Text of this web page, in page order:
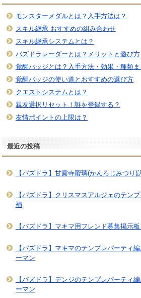
モンスターメダルとは？入手方法は？
スキル継承 おすすめの組み合わせ
スキル継承システムとは？
パズドラレーダーとは？メリットと遊び方
覚醒バッジとは？入手方法・効果・種類ま
覚醒バッジの使い道とおすすめの選び方
クエストシステムとは？
親友選択リセット！誰を登録する？
友情ポイントの上限は？
最近の投稿
【パズドラ】甘露寺蜜璃(かんろじみつり
【パズドラ】クリスマスアルジェのテン
補
【パズドラ】マキマ用フレンド募集掲示
【パズドラ】マキマのテンプレパーティ
ーマン
【パズドラ】デンジのテンプレパーティ
ーマン